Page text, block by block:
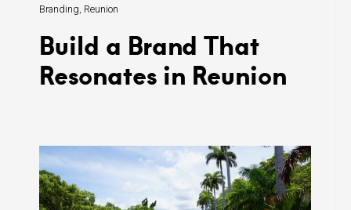
Branding Reunion
Build a Brand That
Resonates in Reunion